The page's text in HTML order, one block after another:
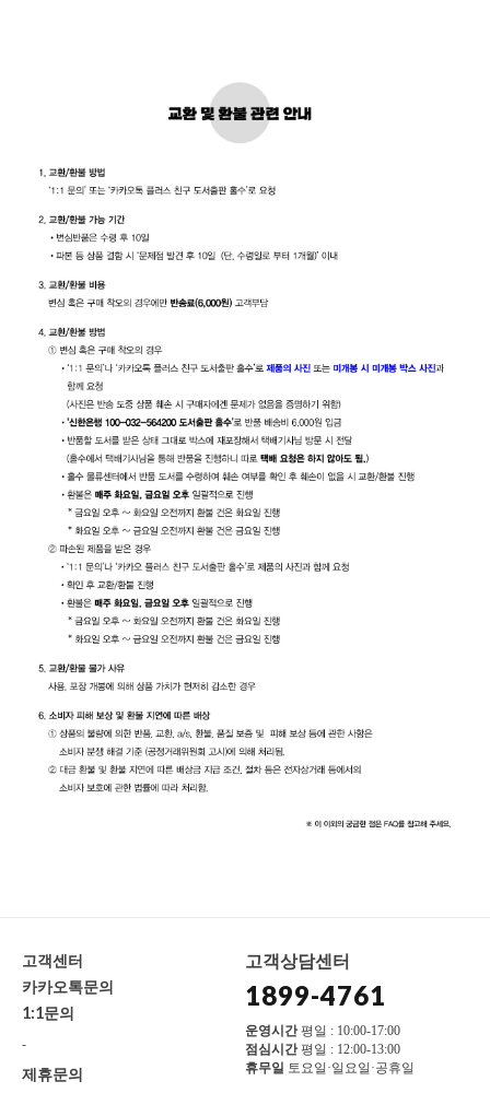
고객센터
카카오톡문의
1:1문의
-
제휴문의
고객상담센터
1899-4761
운영시간평일 : 10:00-17:00
점심시간평일 : 12:00-13:00
휴무일 토요일·일요일·공휴일